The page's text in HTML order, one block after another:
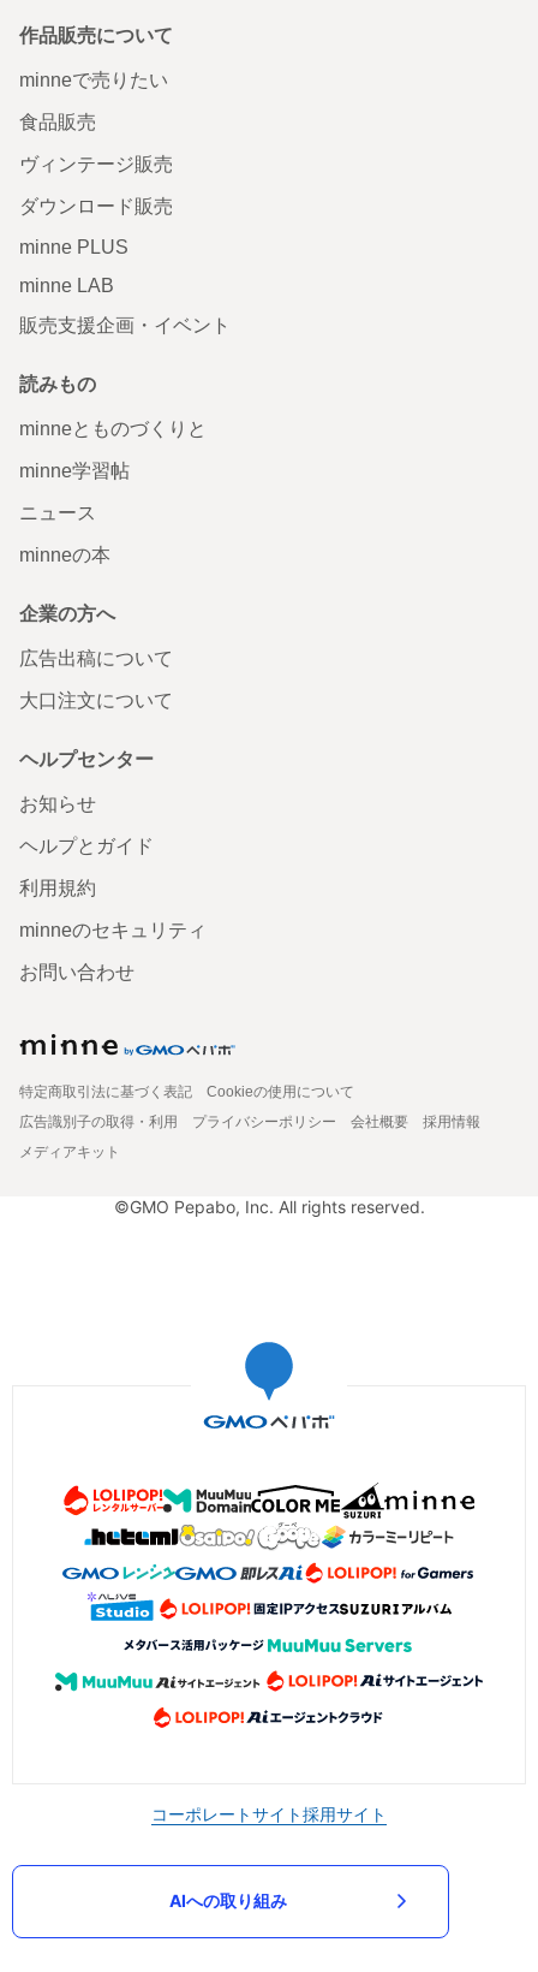
作品販売について
minneで売りたい
食品販売
ヴィンテージ販売
ダウンロード販売
minne PLUS
minne LAB
販売支援企画・イベント
読みもの
minneとものづくりと
minne学習帖
ニュース
minneの本
企業の方へ
広告出稿について
大口注文について
ヘルプセンター
お知らせ
ヘルプとガイド
利用規約
minneのセキュリティ
お問い合わせ
特定商取引法に基づく表記
Cookieの使用について
広告識別子の取得・利用
プライバシーポリシー 会社概要
採用情報
メディアキット
©GMO Pepabo, Inc. All rights reserved.
コーポレートサイト採用サイト
AIへの取り組み